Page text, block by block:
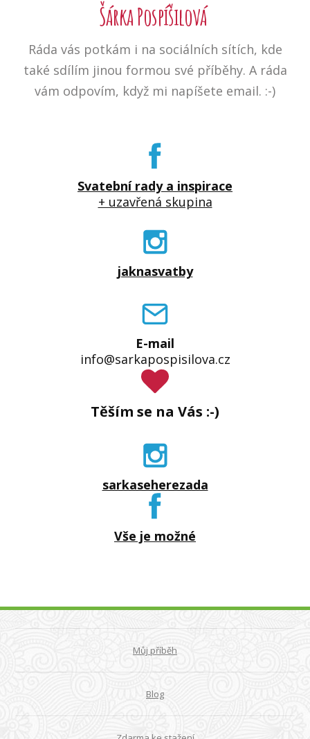
Šárka Pospíšilová
Ráda vás potkám i na sociálních sítích, kde
také sdílím jinou formou své příběhy. A ráda
vám odpovím, když mi napíšete email. :-)
Svatební rady a inspirace
+ uzavřená skupina
jaknasvatby
E-mail
info@sarkapospisilova.cz
Těším se na Vás :-)
sarkaseherezada
Vše je možné
Můj příběh
Blog